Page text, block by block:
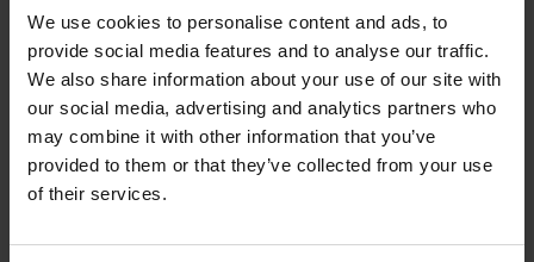
We use cookies to personalise content and ads, to
provide social media features and to analyse our traffic.
We also share information about your use of our site with
our social media, advertising and analytics partners who
may combine it with other information that you’ve
provided to them or that they’ve collected from your use
of their services.
을 위한 검증된
방법의 광범위한
목록을 제공합니
다*